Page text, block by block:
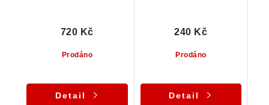
Prodáno
720 Kč
Detail
Prodáno
240 Kč
Detail